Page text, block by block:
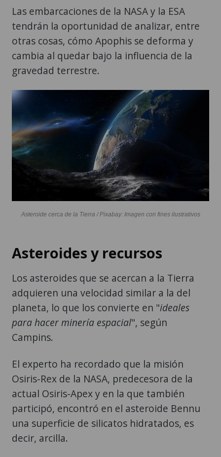
Las embarcaciones de la NASA y la ESA
tendrán la oportunidad de analizar, entre
otras cosas, cómo Apophis se deforma y
cambia al quedar bajo la influencia de la
gravedad terrestre.
Asteroide cerca de la Tierra / Pixabay: Imagen con fines ilustrativos
Asteroides y recursos
Los asteroides que se acercan a la Tierra
adquieren una velocidad similar a la del
planeta, lo que los convierte en "ideales
para hacer minería espacial", según
Campins.
El experto ha recordado que la misión
Osiris-Rex de la NASA, predecesora de la
actual Osiris-Apex y en la que también
participó, encontró en el asteroide Bennu
una superficie de silicatos hidratados, es
decir, arcilla.